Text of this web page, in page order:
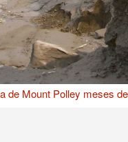
de Mount Polley meses